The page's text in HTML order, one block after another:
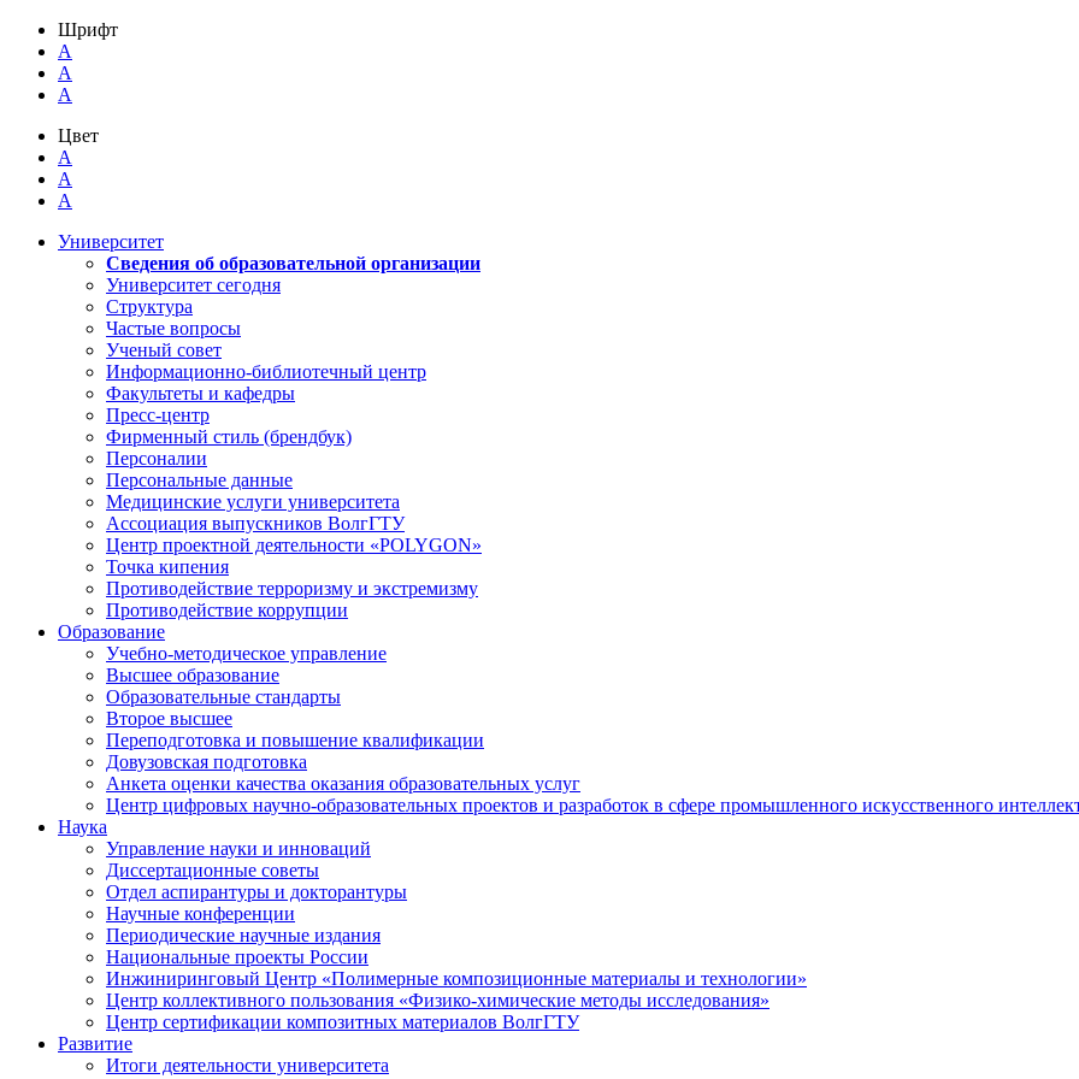
Шрифт
A
A
A
Цвет
A
A
A
Университет
Сведения об образовательной организации
Университет сегодня
Структура
Частые вопросы
Ученый совет
Информационно-библиотечный центр
Факультеты и кафедры
Пресс-центр
Фирменный стиль (брендбук)
Персоналии
Персональные данные
Медицинские услуги университета
Ассоциация выпускников ВолгГТУ
Центр проектной деятельности «POLYGON»
Точка кипения
Противодействие терроризму и экстремизму
Противодействие коррупции
Образование
Учебно-методическое управление
Высшее образование
Образовательные стандарты
Второе высшее
Переподготовка и повышение квалификации
Довузовская подготовка
Анкета оценки качества оказания образовательных услуг
Центр цифровых научно-образовательных проектов и разработок в сфере промышленного искусственного
Наука
Управление науки и инноваций
Диссертационные советы
Отдел аспирантуры и докторантуры
Научные конференции
Периодические научные издания
Национальные проекты России
Инжиниринговый Центр «Полимерные композиционные материалы и технологии»
Центр коллективного пользования «Физико-химические методы исследования»
Центр сертификации композитных материалов ВолгГТУ
Развитие
Итоги деятельности университета